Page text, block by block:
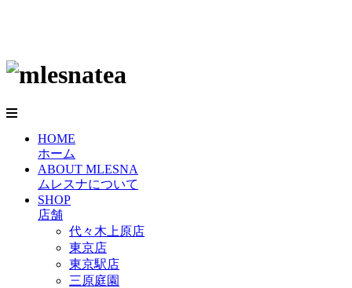
HOME
ホーム
ABOUT MLESNA
ムレスナについて
SHOP
店舗
代々木上原店
東京店
東京駅店
三原庭園